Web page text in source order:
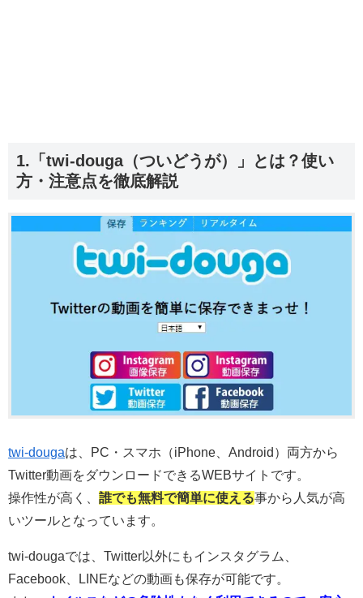
1.「twi-douga（ついどうが）」とは？使い
方・注意点を徹底解説
twi-dougaは、PC・スマホ（iPhone、Android）両方から
Twitter動画をダウンロードできるWEBサイトです。
操作性が高く、 誰でも無料で簡単に使える事から人気が高
いツールとなっています。
twi-dougaでは、Twitter以外にもインスタグラム、
Facebook、LINEなどの動画も保存が可能です。